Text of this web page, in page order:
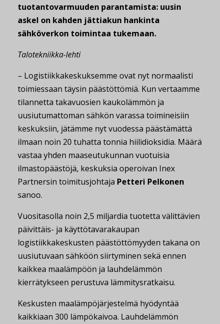
tuotantovarmuuden parantamista: uusin
askel on kahden jättiakun hankinta
sähköverkon toimintaa tukemaan.
Talotekniikka-lehti
– Logistiikkakeskuksemme ovat nyt normaalisti
toimiessaan täysin päästöttömiä. Kun vertaamme
tilannetta takavuosien kaukolämmön ja
uusiutumattoman sähkön varassa toimineisiin
keskuksiin, jätämme nyt vuodessa päästämättä
ilmaan noin 20 tuhatta tonnia hiilidioksidia. Määrä
vastaa yhden maaseutukunnan vuotuisia
ilmastopäästöjä, keskuksia operoivan Inex
Partnersin toimitusjohtaja Petteri Pelkonen
sanoo.
Vuositasolla noin 2,5 miljardia tuotetta välittävien
päivittäis- ja käyttötavarakaupan
logistiikkakeskusten päästöttömyyden takana on
uusiutuvaan sähköön siirtyminen sekä ennen
kaikkea maalämpöön ja lauhdelämmön
kierrätykseen perustuva lämmitysratkaisu.
Keskusten maalämpöjärjestelmä hyödyntää
kaikkiaan 300 lämpökaivoa. Lauhdelämmön